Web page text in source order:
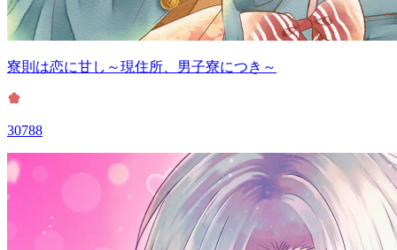
寮則は恋に甘し～現住所、男子寮につき～
30788